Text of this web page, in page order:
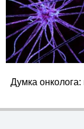
Думка онколога: